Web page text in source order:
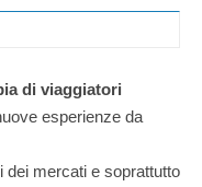
di viaggiatori
esperienze da
dei mercati e soprattutto